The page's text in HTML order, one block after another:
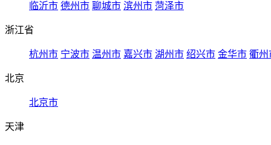
临沂市 德州市 聊城市 滨州市 菏泽市
浙江省
杭州市 宁波市 温州市 嘉兴市 湖州市 绍兴市 金华市 衢州
北京
北京市
天津